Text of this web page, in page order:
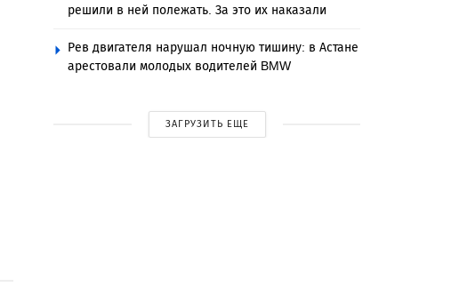
решили в ней полежать. За это их наказали
Рев двигателя нарушал ночную тишину: в Астане
арестовали молодых водителей BMW
ЗАГРУЗИТЬ ЕЩЕ